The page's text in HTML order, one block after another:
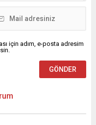
kalp ve damar
için adım, e-posta adresim